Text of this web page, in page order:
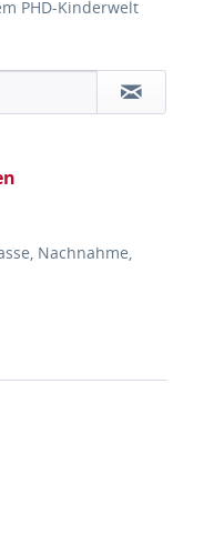
PHD-Kinderwelt
Nachnahme,